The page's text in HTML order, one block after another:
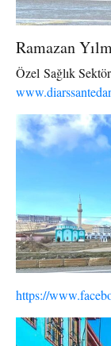
Ramazan
Özel Sağlık
https://